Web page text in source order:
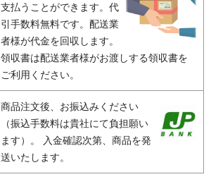
支払うことができます。代
引手数料無料です。配送業
者様が代金を回収します。
領収書は配送業者様がお渡しする領収書を
ご利用ください。
商品注文後、お振込みください
（振込手数料は貴社にて負担願い
ます）。 入金確認次第、商品を発
送いたします。